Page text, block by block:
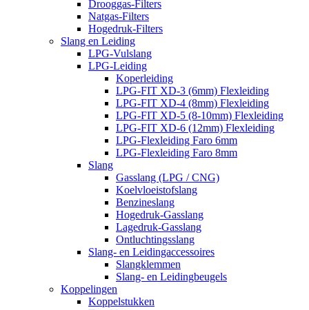
Drooggas-Filters
Natgas-Filters
Hogedruk-Filters
Slang en Leiding
LPG-Vulslang
LPG-Leiding
Koperleiding
LPG-FIT XD-3 (6mm) Flexleiding
LPG-FIT XD-4 (8mm) Flexleiding
LPG-FIT XD-5 (8-10mm) Flexleiding
LPG-FIT XD-6 (12mm) Flexleiding
LPG-Flexleiding Faro 6mm
LPG-Flexleiding Faro 8mm
Slang
Gasslang (LPG / CNG)
Koelvloeistofslang
Benzineslang
Hogedruk-Gasslang
Lagedruk-Gasslang
Ontluchtingsslang
Slang- en Leidingaccessoires
Slangklemmen
Slang- en Leidingbeugels
Koppelingen
Koppelstukken